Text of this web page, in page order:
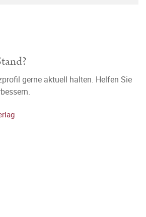
gerne aktuell halten. Helfen Sie